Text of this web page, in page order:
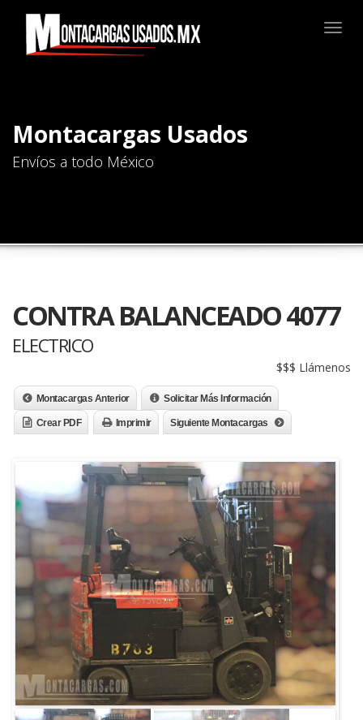
Montacargas Usados
Envíos a todo México
CONTRA BALANCEADO 4077
ELECTRICO
$$$ Llámenos
Montacargas Anterior Solicitar Más Información
Crear PDF Imprimir Siguiente Montacargas